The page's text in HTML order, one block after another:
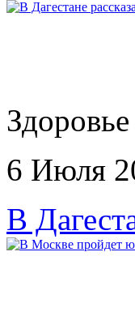
Здоровье
6 Июля
В